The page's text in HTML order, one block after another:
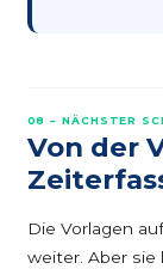
08 – NÄCHSTER
Von der
Die Vorlagen
weiter. Aber sie